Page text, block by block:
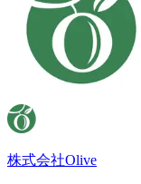
株式会社Olive